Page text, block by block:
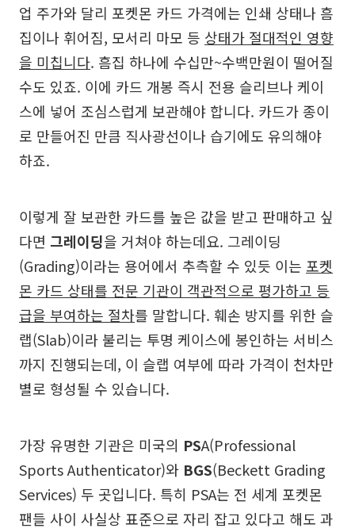
업 주가와 달리 포켓몬 카드 가격에는 인쇄 상태나 흠
집이나 휘어짐, 모서리 마모 등 상태가 절대적인 영향
을 미칩니다. 흠집 하나에 수십만~수백만원이 떨어질
수도 있죠. 이에 카드 개봉 즉시 전용 슬리브나 케이
스에 넣어 조심스럽게 보관해야 합니다. 카드가 종이
로 만들어진 만큼 직사광선이나 습기에도 유의해야
하죠.
이렇게 잘 보관한 카드를 높은 값을 받고 판매하고 싶
다면 그레이딩을 거쳐야 하는데요. 그레이딩
(Grading)이라는 용어에서 추측할 수 있듯 이는 포켓
몬 카드 상태를 전문 기관이 객관적으로 평가하고 등
급을 부여하는 절차를 말합니다. 훼손 방지를 위한 슬
랩(Slab)이라 불리는 투명 케이스에 봉인하는 서비스
까지 진행되는데, 이 슬랩 여부에 따라 가격이 천차만
별로 형성될 수 있습니다.
가장 유명한 기관은 미국의 PSA(Professional
Sports Authenticator)와 BGS(Beckett Grading
Services) 두 곳입니다. 특히 PSA는 전 세계 포켓몬
팬들 사이 사실상 표준으로 자리 잡고 있다고 해도 과